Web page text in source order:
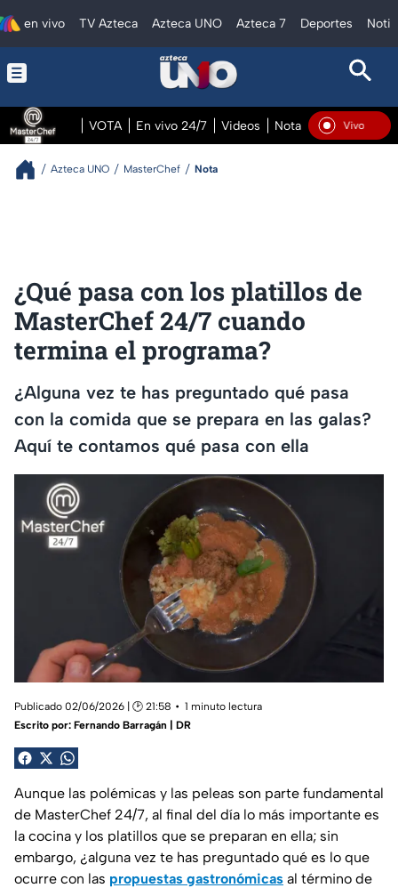
en vivo TV Azteca Azteca UNO Azteca 7 Deportes
VOTA En vivo 24/7 Videos Notas En vivo
En Vivo
Azteca UNO MasterChef Nota
¿Qué pasa con los platillos de
MasterChef 24/7 cuando
termina el programa?
¿Alguna vez te has preguntado qué pasa
con la comida que se prepara en las galas?
Aquí te contamos qué pasa con ella
Publicado 02/06/2026 | 🕑 21:58
1 minuto lectura
Escrito por: Fernando Barragán | DR
Aunque las polémicas y las peleas son parte fundamental
de MasterChef 24/7, al final del día lo más importante es
la cocina y los platillos que se preparan en ella; sin
embargo, ¿alguna vez te has preguntado qué es lo que
ocurre con las propuestas gastronómicas al término de